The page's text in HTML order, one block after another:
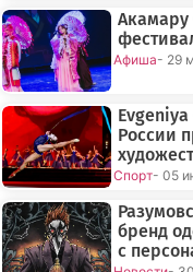
Акамару
Афиша- 29
России
Спорт- 05
бренд
с